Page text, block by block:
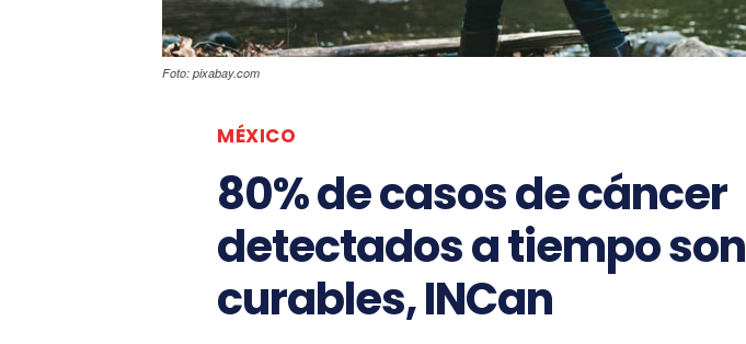
Foto: pixabay.com
MÉXICO
80% de casos de cáncer
detectados a tiempo son
curables, INCan